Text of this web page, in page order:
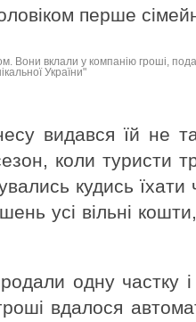
перше
Вони вклали у компанію гроші,
України"
видався їй не
коли туристи
кудись
усі вільні
одну частку
вдалося